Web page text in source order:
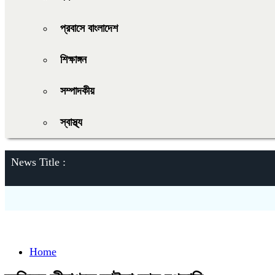
প্রবাসে বাংলাদেশ
শিক্ষাঙ্গন
সম্পাদকীয়
স্বাস্থ্য
News Title :
Home